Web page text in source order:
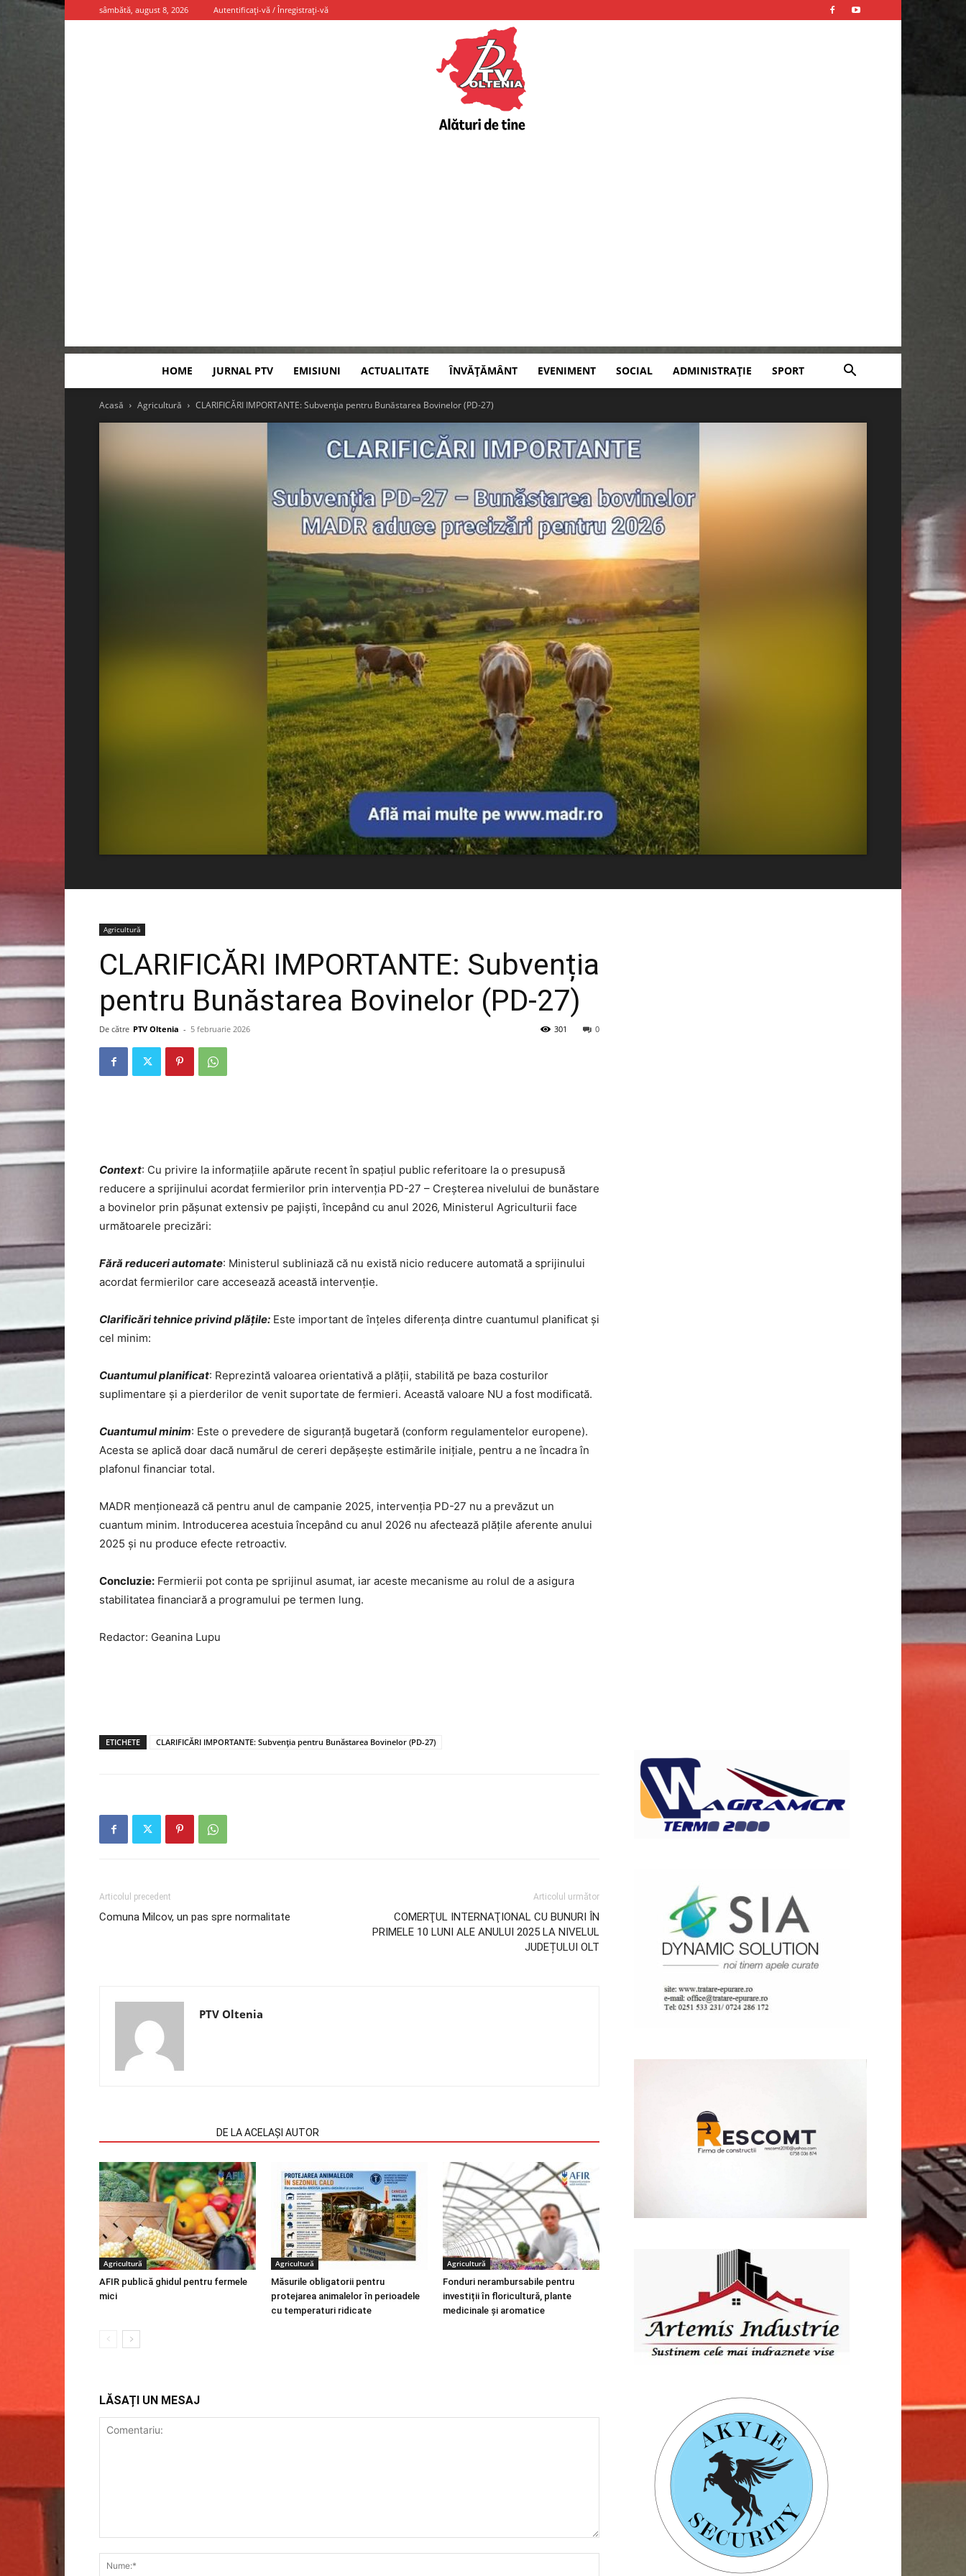
sâmbătă, august 8, 2026 Autentificați-vă / Înregistrați-vă
HOME JURNAL PTV EMISIUNI ACTUALITATE ÎNVĂȚĂMÂNT EVENIMENT SOCIAL ADMINISTRAȚIE SPORT
Acasă Agricultură CLARIFICĂRI IMPORTANTE: Subvenția pentru Bunăstarea Bovinelor (PD-27)
Agricultură
CLARIFICĂRI IMPORTANTE: Subvenția
pentru Bunăstarea Bovinelor (PD-27)
De către PTV Oltenia - 5 februarie 2026 0
301
Context: Cu privire la informațiile apărute recent în spațiul public referitoare la o presupusă
reducere a sprijinului acordat fermierilor prin intervenția PD-27 – Creșterea nivelului de bunăstare
a bovinelor prin pășunat extensiv pe pajiști, începând cu anul 2026, Ministerul Agriculturii face
următoarele precizări:
Fără reduceri automate: Ministerul subliniază că nu există nicio reducere automată a sprijinului
acordat fermierilor care accesează această intervenție.
Clarificări tehnice privind plățile: Este important de înțeles diferența dintre cuantumul planificat și
cel minim:
Cuantumul planificat: Reprezintă valoarea orientativă a plății, stabilită pe baza costurilor
suplimentare și a pierderilor de venit suportate de fermieri. Această valoare NU a fost modificată.
Cuantumul minim: Este o prevedere de siguranță bugetară (conform regulamentelor europene).
Acesta se aplică doar dacă numărul de cereri depășește estimările inițiale, pentru a ne încadra în
plafonul financiar total.
MADR menționează că pentru anul de campanie 2025, intervenția PD-27 nu a prevăzut un
cuantum minim. Introducerea acestuia începând cu anul 2026 nu afectează plățile aferente anului
2025 și nu produce efecte retroactiv.
Concluzie: Fermierii pot conta pe sprijinul asumat, iar aceste mecanisme au rolul de a asigura
stabilitatea financiară a programului pe termen lung.
Redactor: Geanina Lupu
ETICHETE CLARIFICĂRI IMPORTANTE: Subvenția pentru Bunăstarea Bovinelor (PD-27)
Articolul precedent
Comuna Milcov, un pas spre normalitate
Articolul următor
COMERŢUL INTERNAŢIONAL CU BUNURI ÎN
PRIMELE 10 LUNI ALE ANULUI 2025 LA NIVELUL
JUDEȚULUI OLT
PTV Oltenia
DE LA ACELAȘI AUTOR
Agricultură
AFIR publică ghidul pentru fermele
mici
Agricultură
Măsurile obligatorii pentru
protejarea animalelor în perioadele
cu temperaturi ridicate
Agricultură
Fonduri nerambursabile pentru
investiții în floricultură, plante
medicinale și aromatice
LĂSAȚI UN MESAJ